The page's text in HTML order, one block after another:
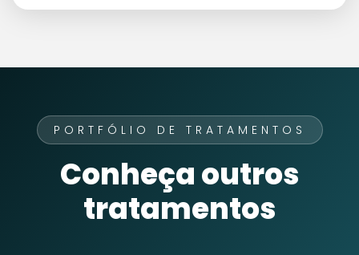
PORTFÓLIO DE TRATAMENTOS
Conheça outros
tratamentos